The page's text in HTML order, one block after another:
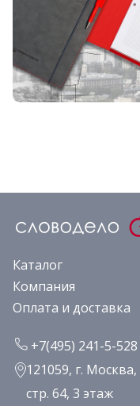
Каталог
Компания
Оплата и доставка
+7(495) 241-5-528
121059, г.
стр. 64, 3 этаж